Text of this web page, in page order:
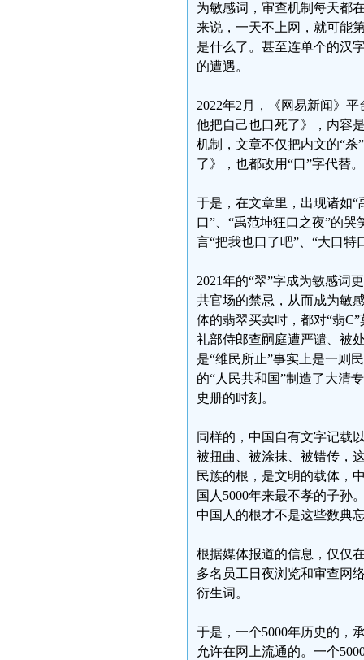
为敏感词，审查机制每天都
来说，一天不上网，就可能
是什么了。甚至连单个的汉
的遭遇。
2022年2月，《网易新闻》
他把自己也口死了》，内容
机制，文章不仅把内文的“杀
了》，也都改用“口”字代替。
于是，在文章里，出现诸如
口”、“禹范坤狂口之夜”的
言“把我也口了吧”、“大口特
2021年的“翠”字成为敏感词
共官场的禁忌，从而成为敏
体的翡翠买卖时，都对“翡
礼部侍郎查嗣庭遭严谴、被
是“维民所止”事实上是一则
的“人民共和国”制造了大清
史册的时刻。
同样的，中国自有文字记载
被扭曲、被涂抹、被错传，
民族的根，是文明的载体，
国人5000年来最不孝的子孙
中国人的根才不是这些数典
根据媒体报道的信息，仅仅
多名员工日夜浏览和审查网
衍生词。
于是，一个5000年历史的，
允许在网上流通的。一个